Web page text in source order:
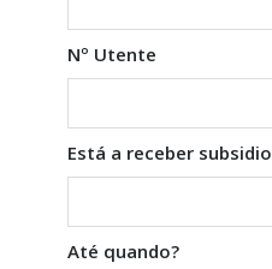
Nº Utente
Está a receber
Até quando?